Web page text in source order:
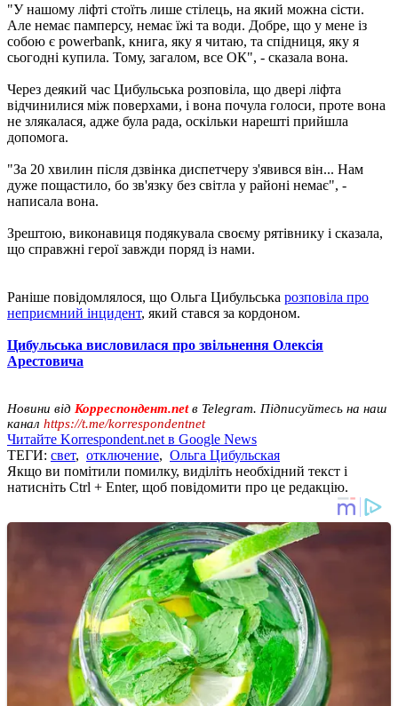
"У нашому ліфті стоїть лише стілець, на який можна сісти.
Але немає памперсу, немає їжі та води. Добре, що у мене із
собою є powerbank, книга, яку я читаю, та спідниця, яку я
сьогодні купила. Тому, загалом, все ОК", - сказала вона.
Через деякий час Цибульська розповіла, що двері ліфта
відчинилися між поверхами, і вона почула голоси, проте вона
не злякалася, адже була рада, оскільки нарешті прийшла
допомога.
"За 20 хвилин після дзвінка диспетчеру з'явився він... Нам
дуже пощастило, бо зв'язку без світла у районі немає", -
написала вона.
Зрештою, виконавиця подякувала своєму рятівнику і сказала,
що справжні герої завжди поряд із нами.
Раніше повідомлялося, що Ольга Цибульська розповіла про
неприємний інцидент, який стався за кордоном.
Цибульська висловилася про звільнення Олексія
Арестовича
Новини від Корреспондент.netв Telegram. Підписуйтесь на наш
канал https://t.me/korrespondentnet
Читайте Korrespondent.net в Google News
ТЕГИ: свет, отключение, Ольга Цибульская
Якщо ви помітили помилку, виділіть необхідний текст і
натисніть Ctrl + Enter, щоб повідомити про це редакцію.